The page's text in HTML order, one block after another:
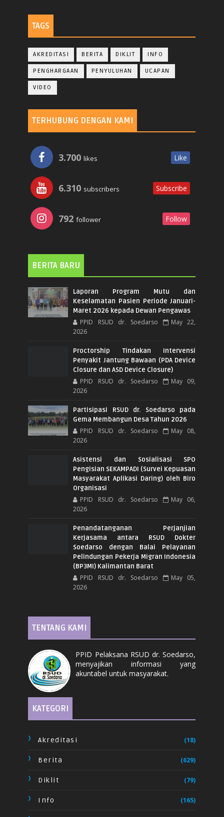
TAGS
AKREDITASI BERITA DIKLIT INFO
PENGHARGAAN PENYULUHAN UCAPAN
VIDEO
TERHUBUNG DENGAN KAMI
3.700 likes Like
6.310 subscribers Subscribe
792 follower Follow
BERITA BARU
Laporan Program Mutu dan
Keselamatan Pasien Periode Januari-
Maret 2026 kepada Dewan Pengawas
PPID RSUD dr. Soedarso
May 22,
2026
Proctorship Tindakan Intervensi
Penyakit Jantung Bawaan (PDA Device
Closure dan ASD Device Closure)
PPID RSUD dr. Soedarso
May 09,
2026
Partisipasi RSUD dr. Soedarso pada
Gema Membangun Desa Tahun 2026
PPID RSUD dr. Soedarso
May 08,
2026
Asistensi dan Sosialisasi SPO
Pengisian SEKAMPADI (Survei Kepuasan
Masyarakat Aplikasi Daring) oleh Biro
Organisasi
PPID RSUD dr. Soedarso
May 06,
2026
Penandatanganan Perjanjian
Kerjasama antara RSUD Dokter
Soedarso dengan Balai Pelayanan
Pelindungan Pekerja Migran Indonesia
(BP3MI) Kalimantan Barat
PPID RSUD dr. Soedarso
May 05,
2026
TENTANG KAMI
PPID Pelaksana RSUD dr. Soedarso,
menyajikan informasi yang
akuntabel untuk masyarakat.
KATEGORI
Akreditasi (18)
Berita (629)
Diklit (79)
Info (165)